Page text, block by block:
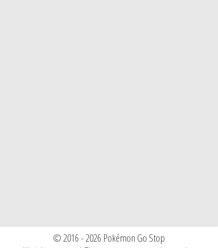
© 2016 - 2026 Pokémon Go Stop